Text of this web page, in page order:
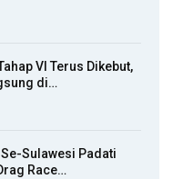
VI Terus Dikebut,
di…
Sulawesi Padati
Race…